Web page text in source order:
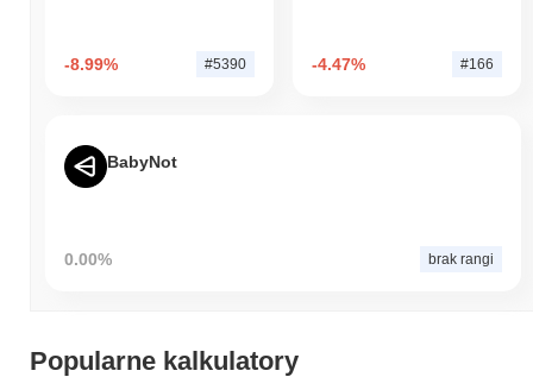
-8.99% #5390 -4.47% #166
BabyNot
0.00% brak rangi
Popularne kalkulatory